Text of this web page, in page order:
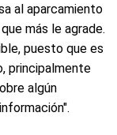
al aparcamiento
más le agrade.
puesto que es
principalmente
algún